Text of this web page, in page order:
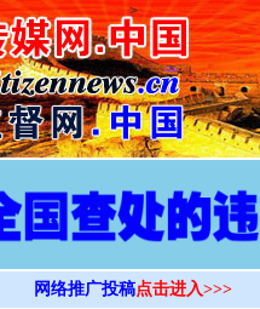
>
网络推广投稿点击进入>>>